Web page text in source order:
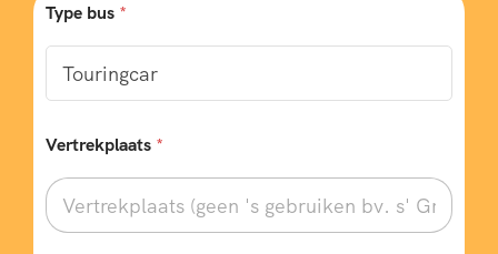
Type bus *
Vertrekplaats *